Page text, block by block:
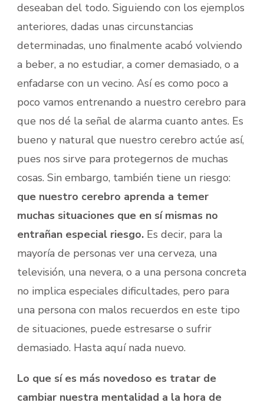
deseaban del todo. Siguiendo con los ejemplos
anteriores, dadas unas circunstancias
determinadas, uno finalmente acabó volviendo
a beber, a no estudiar, a comer demasiado, o a
enfadarse con un vecino. Así es como poco a
poco vamos entrenando a nuestro cerebro para
que nos dé la señal de alarma cuanto antes. Es
bueno y natural que nuestro cerebro actúe así,
pues nos sirve para protegernos de muchas
cosas. Sin embargo, también tiene un riesgo:
que nuestro cerebro aprenda a temer
muchas situaciones que en sí mismas no
entrañan especial riesgo. Es decir, para la
mayoría de personas ver una cerveza, una
televisión, una nevera, o a una persona concreta
no implica especiales dificultades, pero para
una persona con malos recuerdos en este tipo
de situaciones, puede estresarse o sufrir
demasiado. Hasta aquí nada nuevo.
Lo que sí es más novedoso es tratar de
cambiar nuestra mentalidad a la hora de